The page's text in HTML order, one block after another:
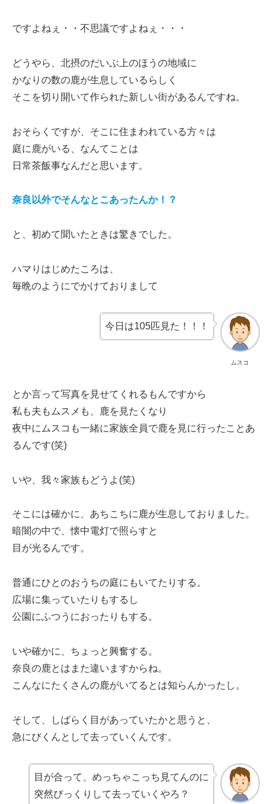
ですよねぇ・・不思議ですよねぇ・・・
どうやら、北摂のだいぶ上のほうの地域に
かなりの数の鹿が生息しているらしく
そこを切り開いて作られた新しい街があるんですね。
おそらくですが、そこに住まわれている方々は
庭に鹿がいる、なんてことは
日常茶飯事なんだと思います。
奈良以外でそんなとこあったんか！？
と、初めて聞いたときは驚きでした。
ハマりはじめたころは、
毎晩のようにでかけておりまして
ムスコ
今日は105匹見た！！！
とか言って写真を見せてくれるもんですから
私も夫もムスメも、鹿を見たくなり
夜中にムスコも一緒に家族全員で鹿を見に行ったことあ
るんです(笑)
いや、我々家族もどうよ(笑)
そこには確かに、あちこちに鹿が生息しておりました。
暗闇の中で、懐中電灯で照らすと
目が光るんです。
普通にひとのおうちの庭にもいてたりする。
広場に集っていたりもするし
公園にふつうにおったりもする。
いや確かに、ちょっと興奮する。
奈良の鹿とはまた違いますからね。
こんなにたくさんの鹿がいてるとは知らんかったし。
そして、しばらく目があっていたかと思うと、
急にびくんとして去っていくんです。
目が合って、めっちゃこっち見てんのに
突然びっくりして去っていくやろ？